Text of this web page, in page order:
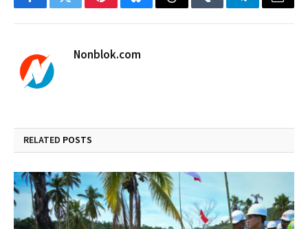
FacebookTwitterPinterestBlueskyThreadsTumblrTelegramEmail
Nonblok.com
RELATED POSTS